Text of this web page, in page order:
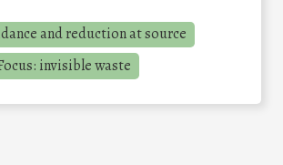
and reduction at source
invisible waste